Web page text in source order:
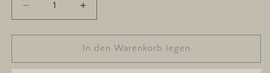
Verringere
die
Menge
Elfenzauber
Erhöhe
die
Menge
für
Elfenzauber
In den Warenkorb legen